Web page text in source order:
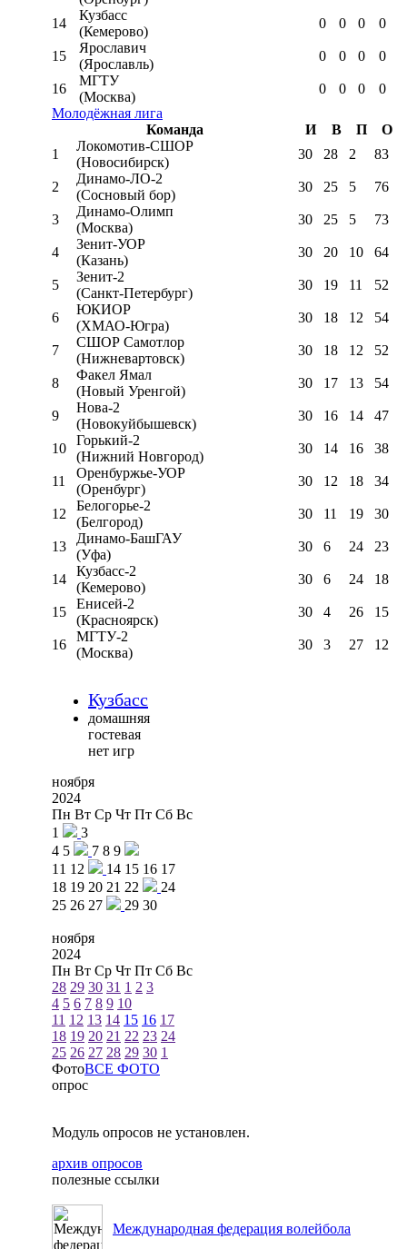
14
Кузбасс
(Кемерово)
0 0 0 0
15
Ярославич
(Ярославль)
0 0 0 0
16
МГТУ
(Москва)
0 0 0
0
Молодёжная лига
Команда
И В П
О
1
Локомотив-CШОР
(Новосибирск)
30 28 2 83
2
Динамо-ЛО-2
(Сосновый бор)
30 25 5 76
3
Динамо-Олимп
(Москва)
30 25 5 73
4
Зенит-УОР
(Казань)
30 20 10 64
5
Зенит-2
(Санкт-Петербург)
30 19 11 52
6
ЮКИОР
(ХМАО-Югра)
30 18 12 54
7
СШОР Самотлор
(Нижневартовск)
30 18 12 52
8
Факел Ямал
(Новый Уренгой)
30 17 13 54
9
Нова-2
(Новокуйбышевск)
30 16 14 47
10
Горький-2
(Нижний Новгород)
30 14 16 38
11
Оренбуржье-УОР
(Оренбург)
30 12 18 34
12
Белогорье-2
(Белгород)
30 11 19 30
13
Динамо-БашГАУ
(Уфа)
30 6 24 23
14
Кузбасс-2
(Кемерово)
30 6 24 18
15
Енисей-2
(Красноярск)
30 4 26 15
16
МГТУ-2
(Москва)
30 3 27 12
Кузбасс
домашняя
гостевая
нет игр
ноября
2024
Пн Вт Ср Чт Пт Сб Вс
1
3
4 5 7 8 9
11 12 14 15 16 17
18 19 20 21 22
24
25 26 27 29 30
ноября
2024
Пн Вт Ср Чт Пт Сб Вс
28 29 30 31 1 2 3
4 5 6 7 8 9 10
11 12 13 14 15 16 17
18 19 20 21 22 23 24
25 26 27 28 29 30 1
ФотоВСЕ ФОТО
опрос
Модуль опросов не установлен.
архив опросов
полезные ссылки
Международная федерация волейбола